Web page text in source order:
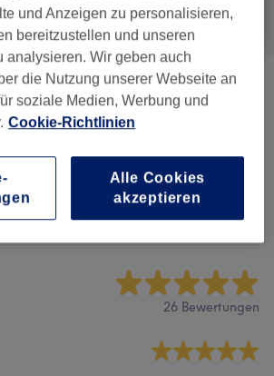
Haarentfernung Gesicht
) ab 7 €
26 Bewertungen
und Anzeigen zu personalisieren,
bereitzustellen und unseren
analysieren. Wir geben auch
die Nutzung unserer Webseite an
soziale Medien, Werbung und
Cookie-Richtlinien
Alle Cookies
akzeptieren